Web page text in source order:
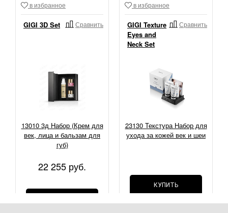
в избранное
Сравнить
GIGI 3D Set
13010 3д Набор (Крем для
век, лица и бальзам для
губ)
22 255 руб.
в избранное
Сравнить
GIGI Texture
Eyes and
Neck Set
23130 Текстура Набор для
ухода за кожей век и шеи
КУПИТЬ